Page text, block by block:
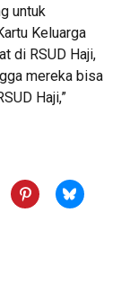
untuk
Keluarga
di RSUD Haji,
mereka bisa
Haji,”